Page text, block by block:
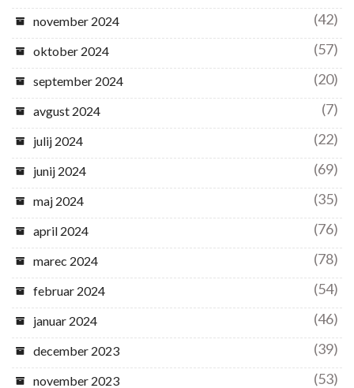
november 2024 (42)
oktober 2024 (57)
september 2024 (20)
avgust 2024 (7)
julij 2024 (22)
junij 2024 (69)
maj 2024 (35)
april 2024 (76)
marec 2024 (78)
februar 2024 (54)
januar 2024 (46)
december 2023 (39)
november 2023 (53)